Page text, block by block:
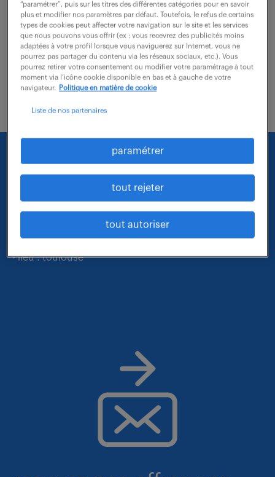
voir l'offre
Nous faisons le maximum pour trouver un emploi
qui vous correspond parmi nos offres :
- métier et compétences : responsable administration
- lieu : toulouse
“paramétrer”, puis sur les titres des différentes catégories pour en savoir
plus et modifier nos paramètres par défaut. Toutefois, le refus de certains
types de cookies peut affecter votre navigation sur le site et les services
que nous pouvons vous offrir (ex : vous recevrez des publicités moins
adaptées à votre profil lorsque vous naviguerez sur Internet, vous ne
pourrez pas partager du contenu via les réseaux sociaux, etc.). Vous
pourrez retirer votre consentement ou modifier votre paramétrage à tout
moment via l’icône cookie disponible en bas et à gauche de votre
navigateur.
Politique en matière de cookie
Liste de nos partenaires
paramétrer
tout rejeter
tout autoriser